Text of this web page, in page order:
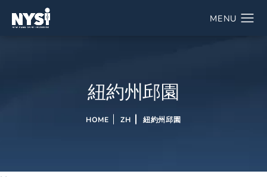
紐約州邱園
HOME ZH 紐約州邱園